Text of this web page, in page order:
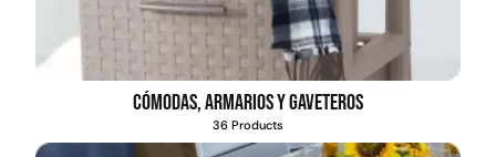
Cómodas, armarios y gaveteros
36 Products